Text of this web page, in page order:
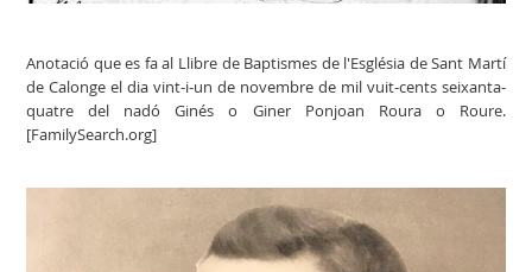
Anotació que es fa al Llibre de Baptismes de l'Església de Sant Martí
de Calonge el dia vint-i-un de novembre de mil vuit-cents seixanta-
quatre del nadó Ginés o Giner Ponjoan Roura o Roure.
[FamilySearch.org]